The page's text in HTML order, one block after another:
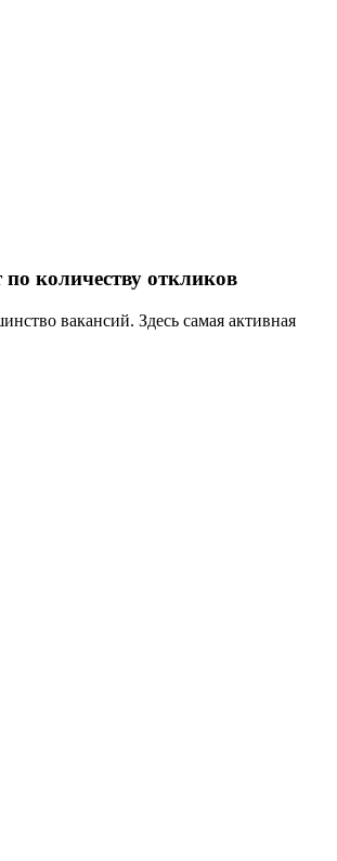
количеству откликов
вакансий. Здесь самая активная